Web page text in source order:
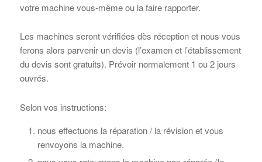
votre machine vous-même ou la faire rapporter.
Les machines seront vérifiées dès réception et nous vous
ferons alors parvenir un devis (l’examen et l’établissement
du devis sont gratuits). Prévoir normalement 1 ou 2 jours
ouvrés.
Selon vos instructions:
nous effectuons la réparation / la révision et vous
renvoyons la machine.